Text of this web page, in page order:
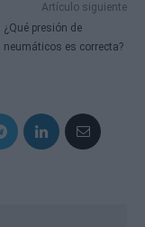
Artículo siguiente
¿Qué presión de
neumáticos es correcta?